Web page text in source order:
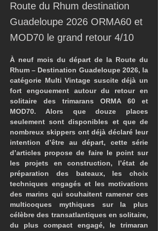
Route du Rhum destination
Guadeloupe 2026 ORMA60 et
MOD70 le grand retour 4/10
À neuf mois du départ de la Route du
Rhum – Destination Guadeloupe 2026, la
catégorie Multi Vintage suscite déjà un
fort engouement autour du retour en
solitaire des trimarans ORMA 60 et
MOD70. Alors que douze places
seulement sont disponibles et que de
nombreux skippers ont déjà déclaré leur
intention d’être au départ, cette série
d’articles propose de faire le point sur
les projets en construction, l’état de
préparation des bateaux, les choix
techniques engagés et les motivations
des marins qui souhaitent ramener ces
multicoques mythiques sur la plus
célèbre des transatlantiques en solitaire,
du plus compact engagé, le trimaran